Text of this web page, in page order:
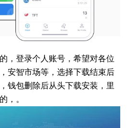
，登录个人账号，希望对各位
安智市场等，选择下载结束后
钱包删除后从头下载安装，里
，。